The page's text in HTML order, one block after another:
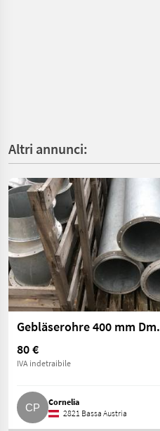
Altri annunci:
Gebläserohre 400 mm Dm.
80 €
IVA indetraibile
Cornelia
2821 Bassa Austria